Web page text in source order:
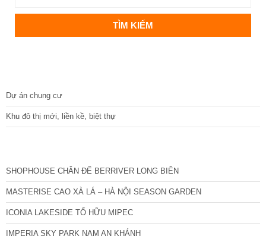
Dự án chung cư
Khu đô thị mới, liền kề, biệt thự
SHOPHOUSE CHÂN ĐẾ BERRIVER LONG BIÊN
MASTERISE CAO XÀ LÁ – HÀ NỘI SEASON GARDEN
ICONIA LAKESIDE TỐ HỮU MIPEC
IMPERIA SKY PARK NAM AN KHÁNH